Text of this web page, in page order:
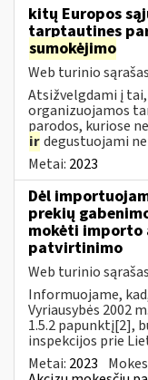
kitų Europos
tarptautines
sumokėjimo
Web turinio sąrašas
Atsižvelgdami į
organizuojamos
parodos, kuriose
irdegustuojami
Metai: 2023
Dėl
prekių
mokėti importo
patvirtinimo
Web turinio sąrašas
Informuojame,
Vyriausybės 2002
1.5.2 papunktį[2],
inspekcijos prie
Metai: 2023